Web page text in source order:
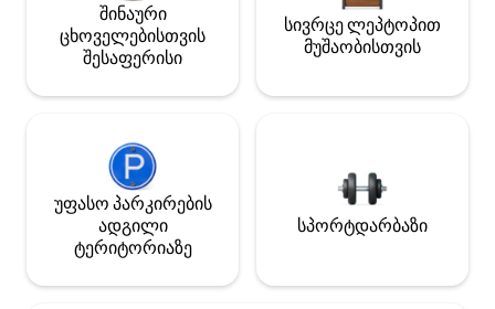
შინაური
ცხოველებისთვის
შესაფერისი
სივრცე ლეპტოპით
მუშაობისთვის
უფასო პარკირების
ადგილი
ტერიტორიაზე
სპორტდარბაზი